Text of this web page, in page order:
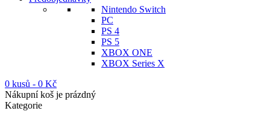
Nintendo Switch
PC
PS 4
PS 5
XBOX ONE
XBOX Series X
0 kusů - 0 Kč
Nákupní koš je prázdný
Kategorie